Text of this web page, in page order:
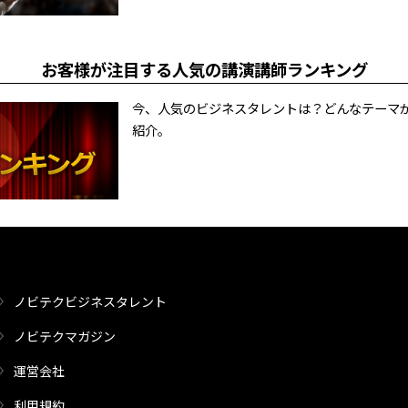
お客様が注目する人気の講演講師ランキング
今、人気のビジネスタレントは？どんなテー
紹介。
ノビテクビジネスタレント
ノビテクマガジン
運営会社